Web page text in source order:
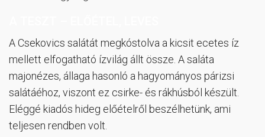
A Csekovics salátát megkóstolva a kicsit ecetes íz
mellett elfogatható ízvilág állt össze. A saláta
majonézes, állaga hasonló a hagyományos párizsi
salátáéhoz, viszont ez csirke- és rákhúsból készült.
Eléggé kiadós hideg előételről beszélhetünk, ami
teljesen rendben volt.